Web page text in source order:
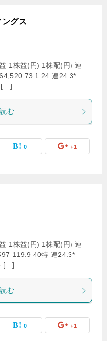
ングス
1株益(円) 1株配(円) 連
73.1 24 連24.3*
[…]
む
0 +1
1株益(円) 1株配(円) 連
119.9 40特 連24.3*
[…]
む
0 +1